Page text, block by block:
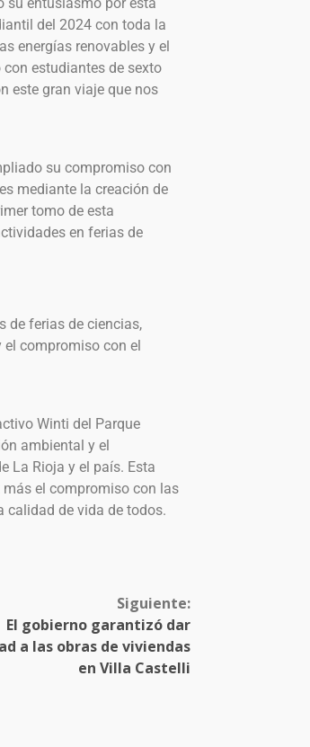
su entusiasmo por esta
del 2024 con toda la
energías renovables y el
estudiantes de sexto
este gran viaje que nos
su compromiso con
mediante la creación de
tomo de esta
en ferias de
de ferias de ciencias,
compromiso con el
Winti del Parque
ambiental y el
La Rioja y el país. Esta
el compromiso con las
calidad de vida de todos.
Siguiente:
El gobierno garantizó dar
a las obras de viviendas
en Villa Castelli